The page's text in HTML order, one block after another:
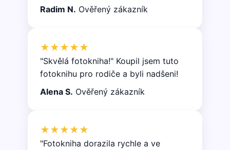
Radim N. Ověřený zákazník
★★★★★
"Skvělá fotokniha!" Koupil jsem tuto
fotoknihu pro rodiče a byli nadšeni!
Alena S. Ověřený zákazník
★★★★★
"Fotokniha dorazila rychle a ve